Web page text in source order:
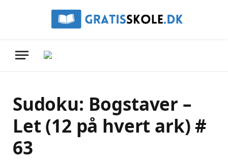
Sudoku: Bogstaver –
Let (12 på hvert ark) #
63